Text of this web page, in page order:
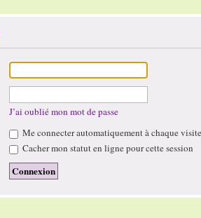
J’ai oublié mon mot de passe
Me connecter automatiquement à chaque visite
Cacher mon statut en ligne pour cette session